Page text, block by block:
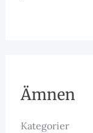
Ämnen
Kategorier